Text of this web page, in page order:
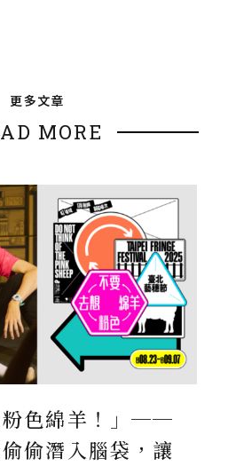
更多文章
MORE
粉色綿羊！」──
偷潛入腦袋，讓